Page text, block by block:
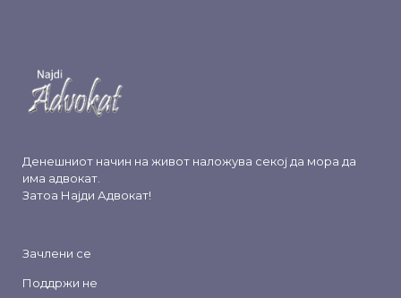
Денешниот начин на живот наложува секој да мора да
има адвокат.
Затоа Најди Адвокат!
Зачлени се
Поддржи не